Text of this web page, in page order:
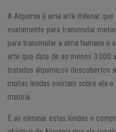
A Alquimia é uma arte milenar
exatamente para transmutar
para transmutar a alma humana e
arte que data de ao menos 3.000
tratados alquímicos descobertos
muitas lendas existam sobre ela
maioria.
É ao eliminar estas lendas e